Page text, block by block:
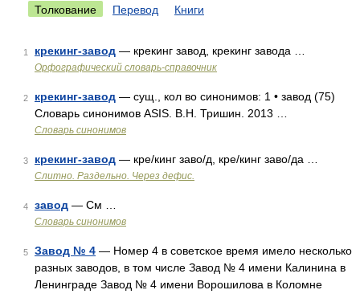
Толкование Перевод Книги
1 крекинг-завод — крекинг завод, крекинг завода …
Орфографический словарь-справочник
2 крекинг-завод — сущ., кол во синонимов: 1 • завод (75)
Словарь синонимов ASIS. В.Н. Тришин. 2013 …
Словарь синонимов
3 крекинг-завод — кре/кинг заво/д, кре/кинг заво/да …
Слитно. Раздельно. Через дефис.
4 завод — См …
Словарь синонимов
5 Завод № 4 — Номер 4 в советское время имело несколько
разных заводов, в том числе Завод № 4 имени Калинина в
Ленинграде Завод № 4 имени Ворошилова в Коломне